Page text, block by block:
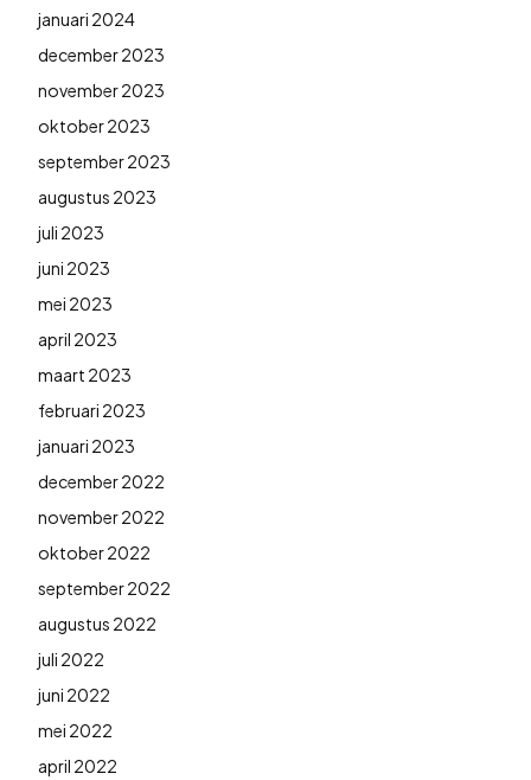
januari 2024
december 2023
november 2023
oktober 2023
september 2023
augustus 2023
juli 2023
juni 2023
mei 2023
april 2023
maart 2023
februari 2023
januari 2023
december 2022
november 2022
oktober 2022
september 2022
augustus 2022
juli 2022
juni 2022
mei 2022
april 2022